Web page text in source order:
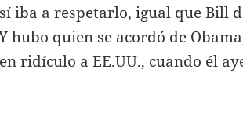
iba a respetarlo, igual que Bill
hubo quien se acordó de
ridículo a EE.UU., cuando él